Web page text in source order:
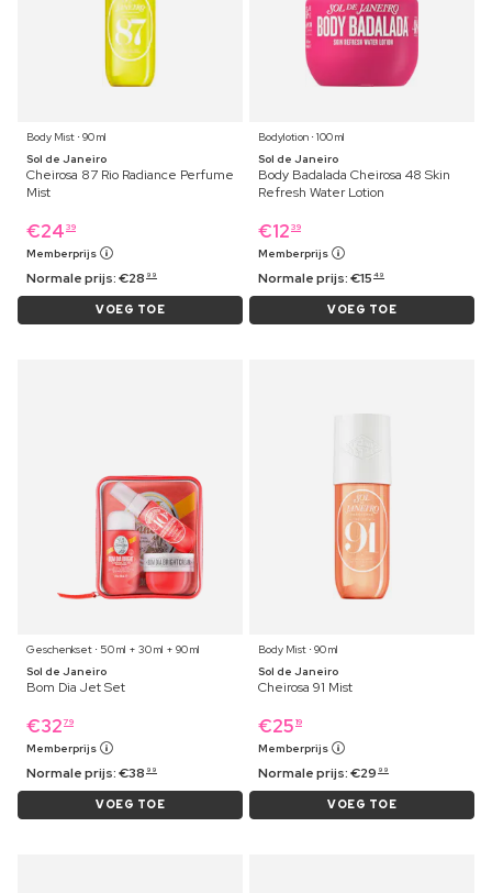
Body Mist ⋅ 90 ml
Sol de Janeiro
Cheirosa 87 Rio Radiance Perfume
Mist
€24 39
Memberprijs
Normale prijs:€28 99
VOEG TOE
Bodylotion ⋅ 100 ml
Sol de Janeiro
Body Badalada Cheirosa 48 Skin
Refresh Water Lotion
€12 39
Memberprijs
Normale prijs:€15 49
VOEG TOE
Geschenkset ⋅ 50 ml + 30 ml + 90 ml
Sol de Janeiro
Bom Dia Jet Set
€32 79
Memberprijs
Normale prijs:€38 99
VOEG TOE
Body Mist ⋅ 90 ml
Sol de Janeiro
Cheirosa 91 Mist
€25 19
Memberprijs
Normale prijs:€29 99
VOEG TOE